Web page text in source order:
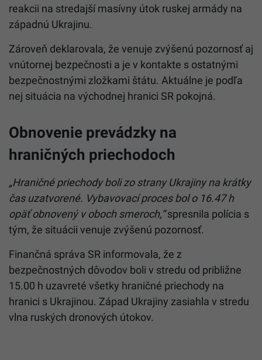
reakcii na stredajší masívny útok ruskej armády na
západnú Ukrajinu.
Zároveň deklarovala, že venuje zvýšenú pozornosť aj
vnútornej bezpečnosti a je v kontakte s ostatnými
bezpečnostnými zložkami štátu. Aktuálne je podľa
nej situácia na východnej hranici SR pokojná.
Obnovenie prevádzky na
hraničných priechodoch
„Hraničné priechody boli zo strany Ukrajiny na krátky
čas uzatvorené. Vybavovací proces bol o 16.47 h
opäť obnovený v oboch smeroch,“spresnila polícia s
tým, že situácii venuje zvýšenú pozornosť.
Finančná správa SR informovala, že z
bezpečnostných dôvodov boli v stredu od približne
15.00 h uzavreté všetky hraničné priechody na
hranici s Ukrajinou. Západ Ukrajiny zasiahla v stredu
vlna ruských dronových útokov.